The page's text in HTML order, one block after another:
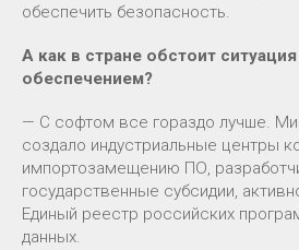
обеспечить безопасность.
А как в стране обстоит
обеспечением?
— С софтом все гораздо лучше.
создало индустриальные центры
импортозамещению ПО,
государственные субсидии,
Единый реестр российских
данных.